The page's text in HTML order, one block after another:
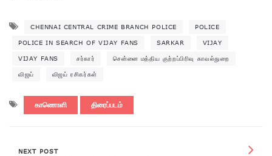
CHENNAI CENTRAL CRIME BRANCH POLICE POLICE
POLICE IN SEARCH OF VIJAY FANS SARKAR VIJAY
VIJAY FANS சர்கார் சென்னை மத்திய குற்றப்பிரிவு காவல்துறை
விஜய் விஜய் ரசிகர்கள்
காணொளி திரைப்படம்
NEXT POST